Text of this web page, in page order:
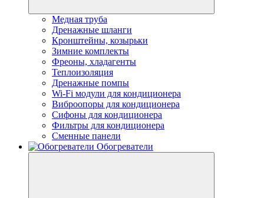
Медная труба
Дренажные шланги
Кронштейны, козырьки
Зимние комплекты
Фреоны, хладагенты
Теплоизоляция
Дренажные помпы
Wi-Fi модули для кондиционера
Виброопоры для кондиционера
Сифоны для кондиционера
Фильтры для кондиционера
Сменные панели
Обогреватели